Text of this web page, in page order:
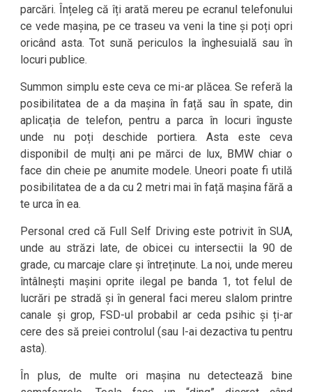
parcări. Înțeleg că îți arată mereu pe ecranul telefonului
ce vede mașina, pe ce traseu va veni la tine și poți opri
oricând asta. Tot sună periculos la înghesuială sau în
locuri publice.
Summon simplu este ceva ce mi-ar plăcea. Se referă la
posibilitatea de a da mașina în față sau în spate, din
aplicația de telefon, pentru a parca în locuri înguste
unde nu poți deschide portiera. Asta este ceva
disponibil de mulți ani pe mărci de lux, BMW chiar o
face din cheie pe anumite modele. Uneori poate fi utilă
posibilitatea de a da cu 2 metri mai în față mașina fără a
te urca în ea.
Personal cred că Full Self Driving este potrivit în SUA,
unde au străzi late, de obicei cu intersectii la 90 de
grade, cu marcaje clare și întreținute. La noi, unde mereu
întâlnești mașini oprite ilegal pe banda 1, tot felul de
lucrări pe stradă și în general faci mereu slalom printre
canale și grop, FSD-ul probabil ar ceda psihic și ți-ar
cere des să preiei controlul (sau l-ai dezactiva tu pentru
asta).
În plus, de multe ori mașina nu detectează bine